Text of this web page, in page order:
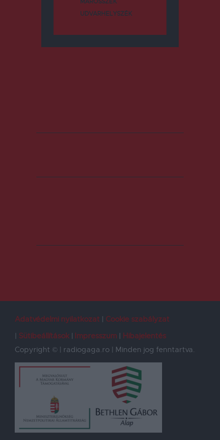
MAROSSZÉK
UDVARHELYSZÉK
Adatvédelmi nyilatkozat
Cookie szabályzat
Sütibeállítások
Impresszum
Hibajelentés
Copyright © | radiogaga.ro | Minden jog fenntartva.